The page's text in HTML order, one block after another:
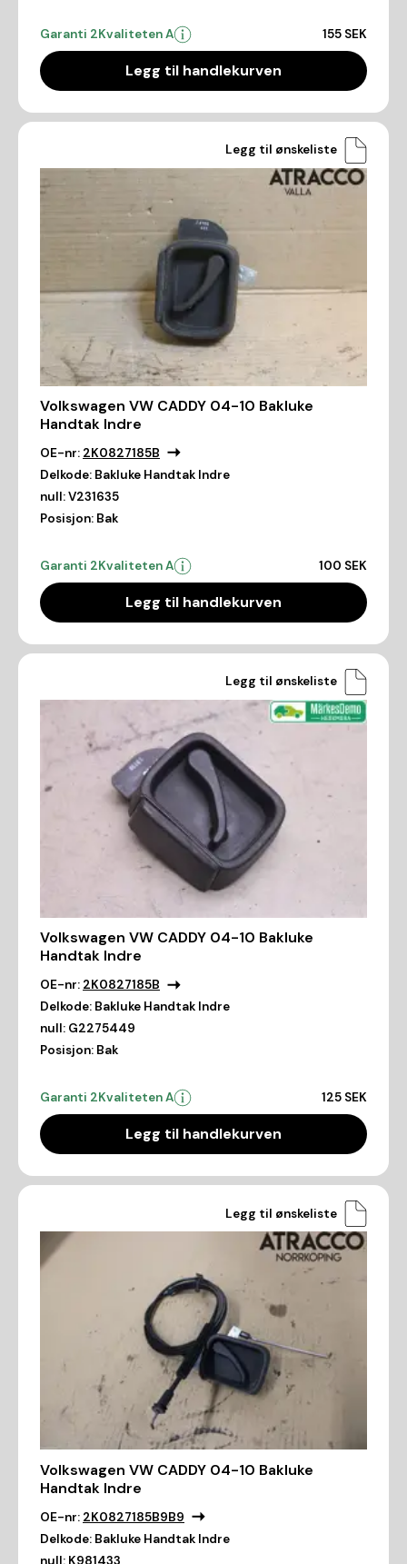
Garanti 2Kvaliteten A 155 SEK
Legg til handlekurven
Legg til ønskeliste
Volkswagen VW CADDY 04-10 Bakluke
Handtak Indre
OE-nr: 2K0827185B
Delkode: Bakluke Handtak Indre
null:V231635
Posisjon: Bak
Garanti 2Kvaliteten A 100 SEK
Legg til handlekurven
Legg til ønskeliste
Volkswagen VW CADDY 04-10 Bakluke
Handtak Indre
OE-nr: 2K0827185B
Delkode: Bakluke Handtak Indre
null: G2275449
Posisjon: Bak
Garanti 2Kvaliteten A 125 SEK
Legg til handlekurven
Legg til ønskeliste
Volkswagen VW CADDY 04-10 Bakluke
Handtak Indre
OE-nr: 2K0827185B9B9
Delkode: Bakluke Handtak Indre
null: K981433